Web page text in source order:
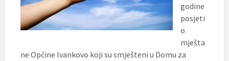
godine
posjeti
o
mješta
ne Općine Ivankovo koji su smješteni u Domu za